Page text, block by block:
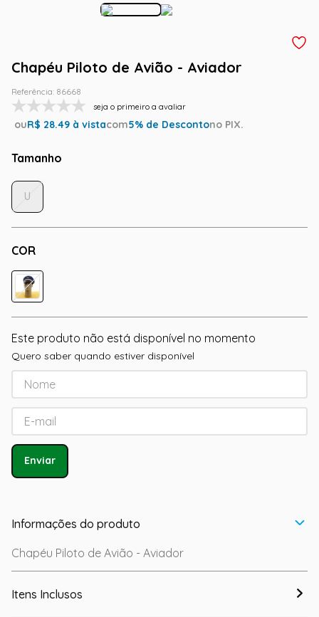
Chapéu Piloto de Avião - Aviador
Referência: 86668
seja o primeiro a avaliar
ouR$ 28.49 à vistacom5% de Descontono PIX.
Tamanho
COR
U
Este produto não está disponível no momento
Quero saber quando estiver disponível
Enviar
Informações do produto
Chapéu Piloto de Avião - Aviador
Itens Inclusos